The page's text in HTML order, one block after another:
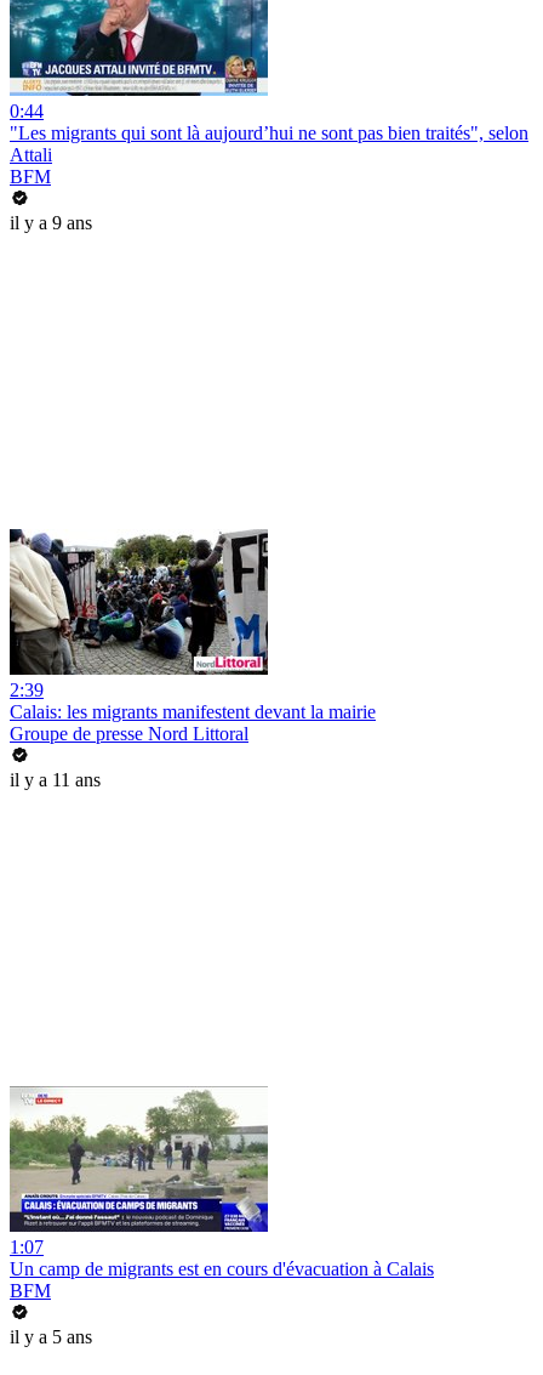
0:44
"Les migrants qui sont là aujourd’hui ne sont pas bien traités", selon
Attali
BFM
il y a 9 ans
2:39
Calais: les migrants manifestent devant la mairie
Groupe de presse Nord Littoral
il y a 11 ans
1:07
Un camp de migrants est en cours d'évacuation à Calais
BFM
il y a 5 ans